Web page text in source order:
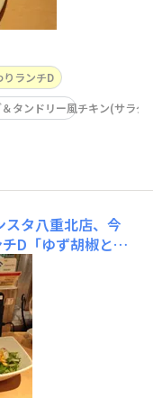
りランチD
タンドリー風チキン(サラダ)
スタ八重北店、今
D「ゆず胡椒とり
やはりこのDが一
ランチ🍴ゴール
の日替わりランチ